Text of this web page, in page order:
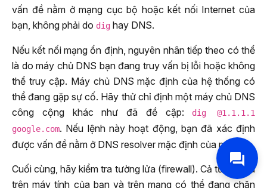
vấn đề nằm ở mạng cục bộ hoặc kết nối Internet của
bạn, không phải do dig hay DNS.
Nếu kết nối mạng ổn định, nguyên nhân tiếp theo có thể
là do máy chủ DNS bạn đang truy vấn bị lỗi hoặc không
thể truy cập. Máy chủ DNS mặc định của hệ thống có
thể đang gặp sự cố. Hãy thử chỉ định một máy chủ DNS
công cộng khác như đã đề cập:
dig @1.1.1.1
google.com. Nếu lệnh này hoạt động, bạn đã xác định
được vấn đề nằm ở DNS resolver mặc định của mình.
Cuối cùng, hãy kiểm tra tường lửa (firewall). Cả tường lửa
trên máy tính của bạn và trên mạng có thể đang chặn